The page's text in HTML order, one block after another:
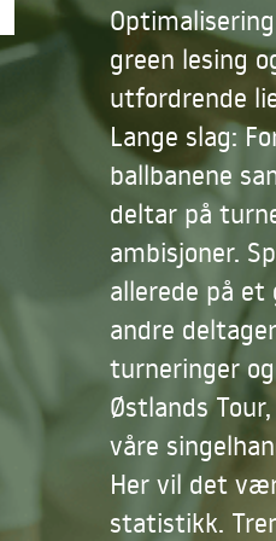
green lesing
utfordrende
Lange slag:
ballbanene
deltar på
ambisjoner.
allerede på
andre
turneringer
Østlands
våre
Her vil det
statistikk.